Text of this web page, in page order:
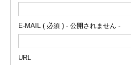
E-MAIL ( 必須 ) - 公開されません -
URL